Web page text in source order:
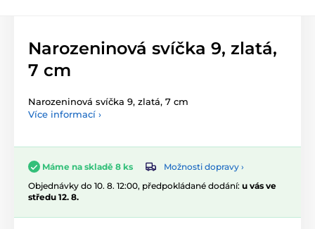
Narozeninová svíčka 9, zlatá,
7 cm
Narozeninová svíčka 9, zlatá, 7 cm
Více informací ›
Máme na skladě 8 ks
Možnosti dopravy ›
Objednávky do 10. 8. 12:00, předpokládané dodání: u vás ve
středu 12. 8.